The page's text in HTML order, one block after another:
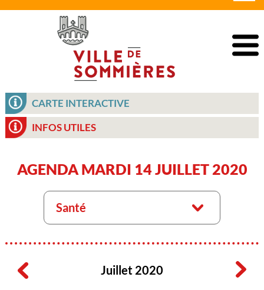
CARTE INTERACTIVE
INFOS UTILES
AGENDA MARDI 14 JUILLET 2020
Santé
Juillet 2020